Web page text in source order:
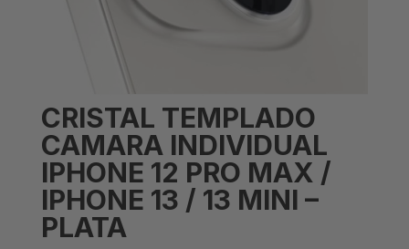
CRISTAL TEMPLADO
CAMARA INDIVIDUAL
IPHONE 12 PRO MAX /
IPHONE 13 / 13 MINI –
PLATA